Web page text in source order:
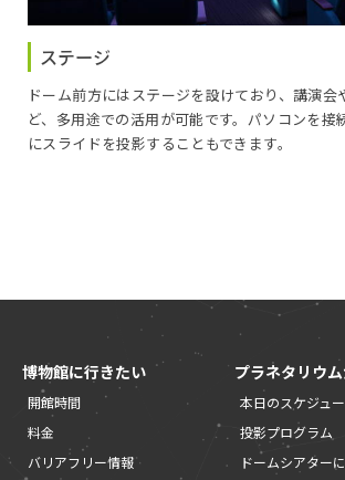
ステージ
ドーム前方にはステージを設けており、講演会
ど、多用途での活用が可能です。パソコンを接
にスライドを投影することもできます。
博物館に行きたい
開館時間
料金
バリアフリー情報
プラネタリウ
本日のスケジュ
投影プログラム
ドームシアター